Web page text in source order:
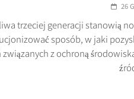
26
trzeciej generacji stanowią
sposób, w jaki
z ochroną